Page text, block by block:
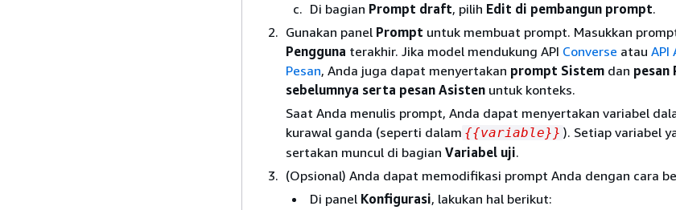
Di bagian Prompt draft, pilih Edit di pembangun prompt.
Gunakan panel Prompt untuk membuat prompt. Masukkan
Pengguna terakhir. Jika model mendukung API Converse atau API
Pesan, Anda juga dapat menyertakan prompt Sistem dan pesan
sebelumnya serta pesan Asisten untuk konteks.
Saat Anda menulis prompt, Anda dapat menyertakan variabel
kurawal ganda (seperti dalam {{variable}} ). Setiap variabel
sertakan muncul di bagian Variabel uji.
(Opsional) Anda dapat memodifikasi prompt Anda dengan cara
Di panel Konfigurasi, lakukan hal berikut: